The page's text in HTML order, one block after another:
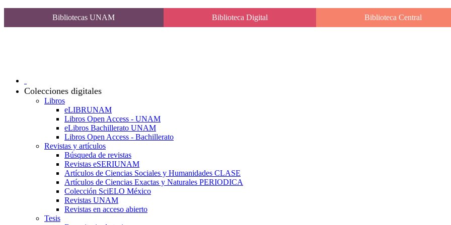
Bibliotecas UNAM Biblioteca Digital Biblioteca Central
Colecciones digitales
Libros
eLIBRUNAM
Libros Open Access - UNAM
eLibros Bachillerato UNAM
Libros Open Access - Bachillerato
Revistas y artículos
Búsqueda de revistas
Revistas eSERIUNAM
Artículos de Ciencias Sociales y Humanidades CLASE
Artículos de Ciencias Exactas y Naturales PERIODICA
Colección SciELO México
Revistas UNAM
Revistas en acceso abierto
Tesis